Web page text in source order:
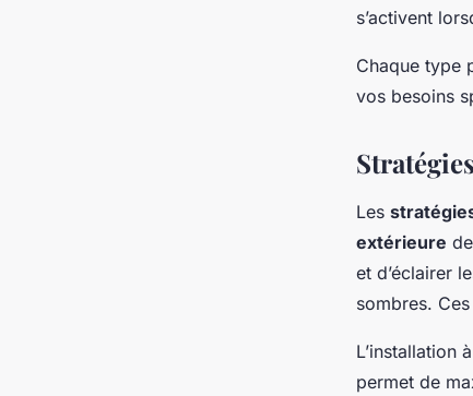
s’activent
Chaque type
vos besoins
Les
extérieure
et d’éclairer
sombres.
L’installation
permet de